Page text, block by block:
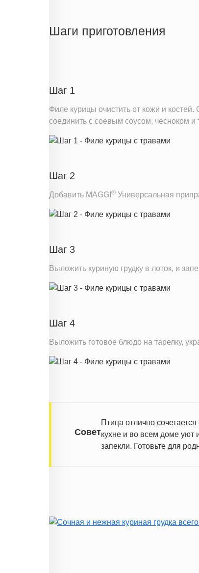
Белки
Шаги приготовления
Шаг 1
Филе курицы очистить от кожи и
соединить с соевым соусом, чесноком и
Шаг 2
Добавить MAGGI ® Универсальная
Шаг 3
Выложить куриную грудку в лоток, и
Шаг 4
Выложить готовое блюдо на тарелку,
Совет
Птица отлично
кухне и во всем доме уют
запекли. Готовьте для